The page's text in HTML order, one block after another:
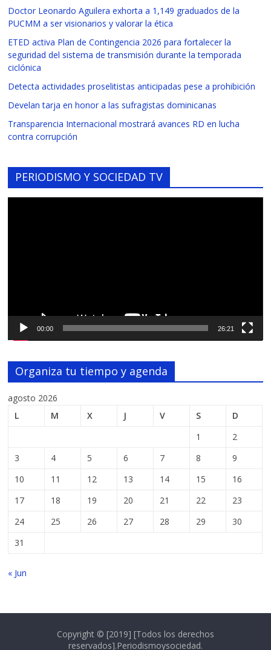
Doctor Leonardo Aguilera exhorta a 1,149 graduados de la
PUCMM a ser visionarios y valorar la ética
ETED activa Plan de Contingencia 2026 para fortalecer la
seguridad del sistema de transmisión durante la temporada
ciclónica
Detecta actividades proselitistas anticipadas pese a prohibición
Develan tarja en honor a las sufragistas dominicanas
Transparencia Internacional mostrará avances RD en lucha
contra corrupción
PERIODISMO Y SOCIEDAD TV
00:00 26:21
Organiza tu tiempo y agenda
agosto 2026
L
M X J V S
D
1
2
3
4 5 6 7 8
9
10
11 12 13 14 15
16
17
18 19 20 21 22
23
24
25 26 27 28 29
30
31
« Jun
Copyright © [2019] [Todos los derechos
reservados].Periodismoysociedad.